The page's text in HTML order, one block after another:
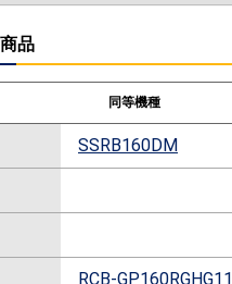
品
同等機種
SSRB160DM
RCB-GP160RGHG11